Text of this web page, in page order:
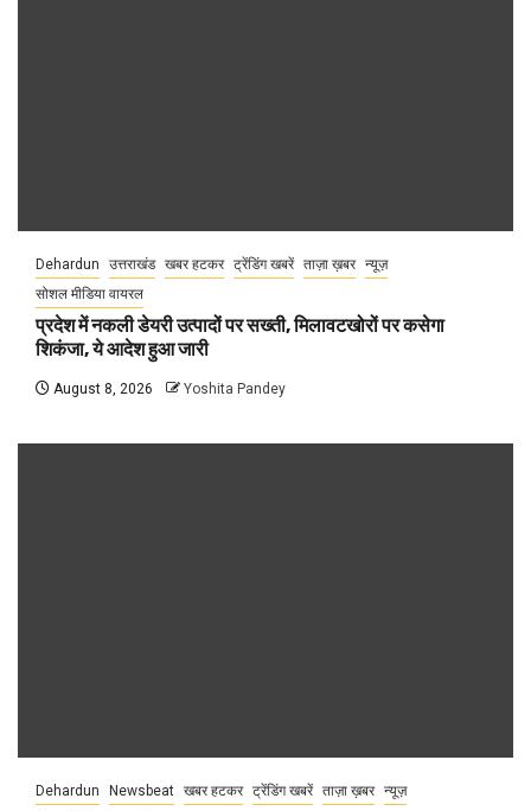
Dehardun उत्तराखंड खबर हटकर ट्रेंडिंग खबरें ताज़ा ख़बर न्यूज़
सोशल मीडिया वायरल
प्रदेश में नकली डेयरी उत्पादों पर सख्ती, मिलावटखोरों पर कसेगा
शिकंजा, ये आदेश हुआ जारी
August 8, 2026 Yoshita Pandey
Dehardun Newsbeat खबर हटकर ट्रेंडिंग खबरें ताज़ा ख़बर न्यूज़